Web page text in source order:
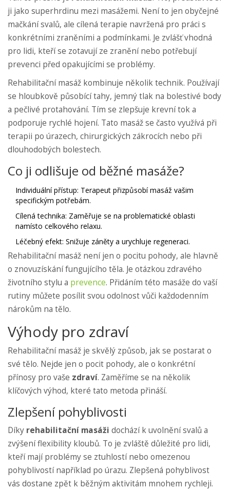
ji jako superhrdinu mezi masážemi. Není to jen obyčejné
mačkání svalů, ale cílená terapie navržená pro práci s
konkrétními zraněními a podmínkami. Je zvlášť vhodná
pro lidi, kteří se zotavují ze zranění nebo potřebují
prevenci před opakujícími se problémy.
Rehabilitační masáž kombinuje několik technik. Používají
se hloubkově působící tahy, jemný tlak na bolestivé body
a pečlivé protahování. Tím se zlepšuje krevní tok a
podporuje rychlé hojení. Tato masáž se často využívá při
terapii po úrazech, chirurgických zákrocích nebo při
dlouhodobých bolestech.
Co ji odlišuje od běžné masáže?
Individuální přístup: Terapeut přizpůsobí masáž vašim
specifickým potřebám.
Cílená technika: Zaměřuje se na problematické oblasti
namísto celkového relaxu.
Léčebný efekt: Snižuje záněty a urychluje regeneraci.
Rehabilitační masáž není jen o pocitu pohody, ale hlavně
o znovuzískání fungujícího těla. Je otázkou zdravého
životního stylu a prevence. Přidáním této masáže do vaší
rutiny můžete posílit svou odolnost vůči každodenním
nárokům na tělo.
Výhody pro zdraví
Rehabilitační masáž je skvělý způsob, jak se postarat o
své tělo. Nejde jen o pocit pohody, ale o konkrétní
přínosy pro vaše zdraví. Zaměříme se na několik
klíčových výhod, které tato metoda přináší.
Zlepšení pohyblivosti
Díky rehabilitační masáži dochází k uvolnění svalů a
zvýšení flexibility kloubů. To je zvláště důležité pro lidi,
kteří mají problémy se ztuhlostí nebo omezenou
pohyblivostí například po úrazu. Zlepšená pohyblivost
vás dostane zpět k běžným aktivitám mnohem rychleji.